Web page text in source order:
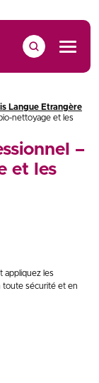
Menu
Langue Etrangère
nettoyage et les
–
et les
appliquez les
toute sécurité et en